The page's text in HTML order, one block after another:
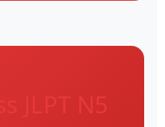
JLPT N5